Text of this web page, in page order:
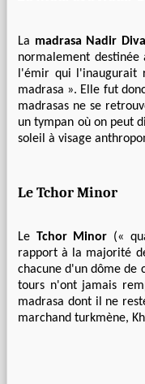
La madrasa Nadir
normalement
l'émir qui l'inaugurait
madrasa ». Elle fut
madrasas ne se
un tympan où on peut
soleil à visage
Le Tchor Minor
Le Tchor Minor («
rapport à la majorité
chacune d'un dôme de
tours n'ont jamais
madrasa dont il ne
marchand turkmène,